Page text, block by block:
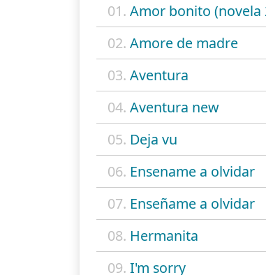
01. Amor bonito (novela
02. Amore de madre
03. Aventura
04. Aventura new
05. Deja vu
06. Ensename a olvidar
07. Enseñame a olvidar
08. Hermanita
09. I'm sorry